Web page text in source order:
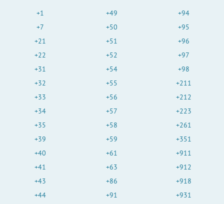
+1
+7
+21
+22
+31
+32
+33
+34
+35
+39
+40
+41
+43
+44
+49
+50
+51
+52
+54
+55
+56
+57
+58
+59
+61
+63
+86
+91
+94
+95
+96
+97
+98
+211
+212
+223
+261
+351
+911
+912
+918
+931